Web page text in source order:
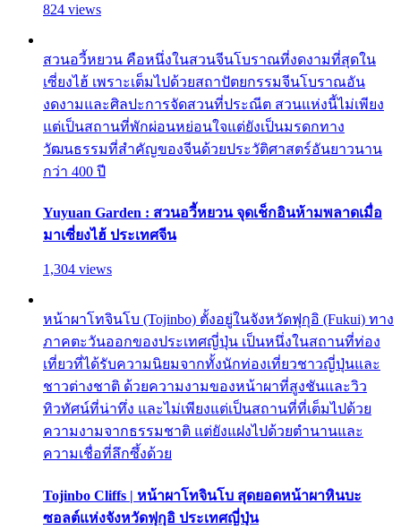
824 views
สวนอวี้หยวน คือหนึ่งในสวนจีนโบราณที่งดงามที่สุดใน
เซี่ยงไฮ้ เพราะเต็มไปด้วยสถาปัตยกรรมจีนโบราณอัน
งดงามและศิลปะการจัดสวนที่ประณีต สวนแห่งนี้ไม่เพียง
แต่เป็นสถานที่พักผ่อนหย่อนใจแต่ยังเป็นมรดกทาง
วัฒนธรรมที่สำคัญของจีนด้วยประวัติศาสตร์อันยาวนาน
กว่า 400 ปี
Yuyuan Garden : สวนอวี้หยวน จุดเช็กอินห้ามพลาดเมื่อ
มาเซี่ยงไฮ้ ประเทศจีน
1,304 views
หน้าผาโทจินโบ (Tojinbo) ตั้งอยู่ในจังหวัดฟุกุอิ (Fukui) ทาง
ภาคตะวันออกของประเทศญี่ปุ่น เป็นหนึ่งในสถานที่ท่อง
เที่ยวที่ได้รับความนิยมจากทั้งนักท่องเที่ยวชาวญี่ปุ่นและ
ชาวต่างชาติ ด้วยความงามของหน้าผาที่สูงชันและวิว
ทิวทัศน์ที่น่าทึ่ง และไม่เพียงแต่เป็นสถานที่ที่เต็มไปด้วย
ความงามจากธรรมชาติ แต่ยังแฝงไปด้วยตำนานและ
ความเชื่อที่ลึกซึ้งด้วย
Tojinbo Cliffs | หน้าผาโทจินโบ สุดยอดหน้าผาหินบะ
ซอลต์แห่งจังหวัดฟุกุอิ ประเทศญี่ปุ่น